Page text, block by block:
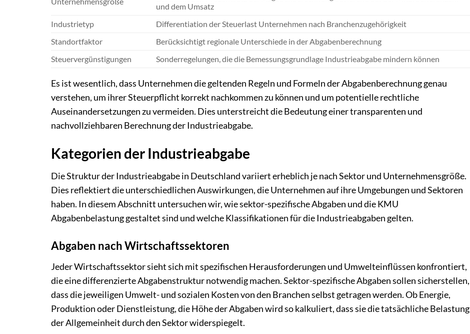
und dem Umsatz
Industrietyp
Differentiation der Steuerlast Unternehmen nach Branchenzugehörigkeit
Standortfaktor
Berücksichtigt regionale Unterschiede in der Abgabenberechnung
Steuervergünstigungen
Sonderregelungen, die die Bemessungsgrundlage Industrieabgabe mindern können
Es ist wesentlich, dass Unternehmen die geltenden Regeln und Formeln der Abgabenberechnung genau
verstehen, um ihrer Steuerpflicht korrekt nachkommen zu können und um potentielle rechtliche
Auseinandersetzungen zu vermeiden. Dies unterstreicht die Bedeutung einer transparenten und
nachvollziehbaren Berechnung der Industrieabgabe.
Kategorien der Industrieabgabe
Die Struktur der Industrieabgabe in Deutschland variiert erheblich je nach Sektor und Unternehmensgröße.
Dies reflektiert die unterschiedlichen Auswirkungen, die Unternehmen auf ihre Umgebungen und Sektoren
haben. In diesem Abschnitt untersuchen wir, wie sektor-spezifische Abgaben und die KMU
Abgabenbelastung gestaltet sind und welche Klassifikationen für die Industrieabgaben gelten.
Abgaben nach Wirtschaftssektoren
Jeder Wirtschaftssektor sieht sich mit spezifischen Herausforderungen und Umwelteinflüssen konfrontiert,
die eine differenzierte Abgabenstruktur notwendig machen. Sektor-spezifische Abgaben sollen sicherstellen,
dass die jeweiligen Umwelt- und sozialen Kosten von den Branchen selbst getragen werden. Ob Energie,
Produktion oder Dienstleistung, die Höhe der Abgaben wird so kalkuliert, dass sie die tatsächliche Belastung
der Allgemeinheit durch den Sektor widerspiegelt.